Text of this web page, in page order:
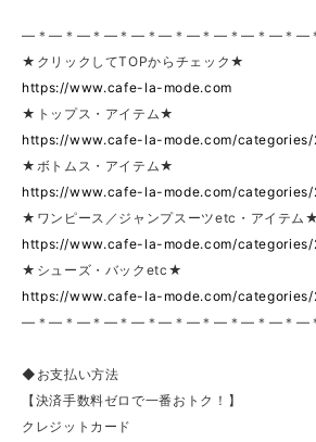
—＊—＊—＊—＊—＊—＊—＊—＊—＊—＊—
★クリックしてTOPからチェック★
https://www.cafe-la-mode.com
★トップス・アイテム★
https://www.cafe-la-mode.com/
★ボトムス・アイテム★
https://www.cafe-la-mode.com/
★ワンピース／ジャンプスーツetc・アイテム★
https://www.cafe-la-mode.com/categories/
★シューズ・バックetc★
https://www.cafe-la-mode.com/categories/
—＊—＊—＊—＊—＊—＊—＊—＊—＊—＊—
◆お支払い方法
【決済手数料ゼロで一番おトク！】
クレジットカード